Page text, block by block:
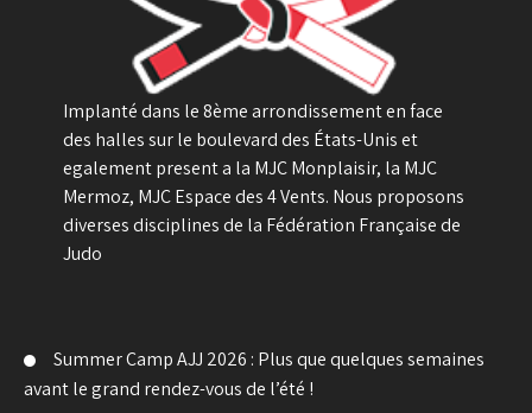
Implanté dans le 8ème arrondissement en face
des halles sur le boulevard des États-Unis et
egalement present a la MJC Monplaisir, la MJC
Mermoz, MJC Espace des 4 Vents. Nous proposons
diverses disciplines de la Fédération Française de
Judo
Summer Camp AJJ 2026 : Plus que quelques semaines
avant le grand rendez-vous de l’été !